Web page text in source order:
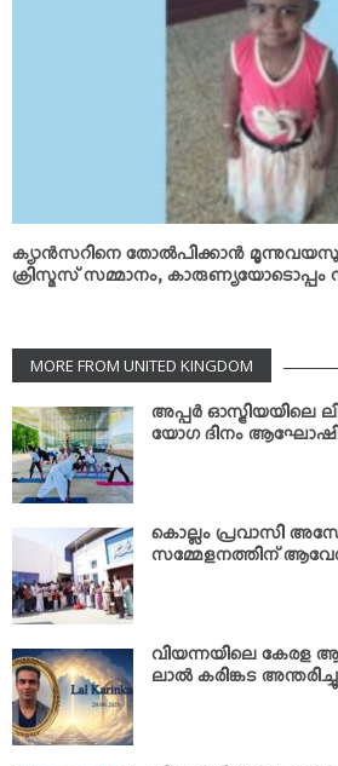
ക്യാന്‍സറിനെ തോല്‍പിക്കാന്‍
ക്രിസ്മസ് സമ്മാനം,
MORE FROM UNITED KINGDOM
അപ്പര്‍ ഓസ്ട്രിയയിലെ
യോഗ ദിനം
കൊല്ലം പ്രവാസി
സമ്മേളനത്തിന്
വിയന്നയിലെ കേരള
ലാല്‍ കരിങ്കട അന്തരിച്ചു